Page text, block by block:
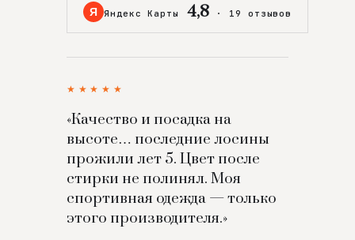
Я Яндекс Карты 4,8 · 19 отзывов
★★★★★
«Качество и посадка на
высоте… последние лосины
прожили лет 5. Цвет после
стирки не полинял. Моя
спортивная одежда — только
этого производителя.»